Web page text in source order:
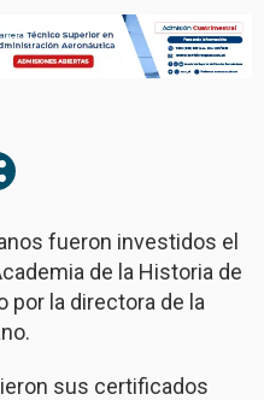
fueron investidos el
de la Historia de
por la directora de la
sus certificados